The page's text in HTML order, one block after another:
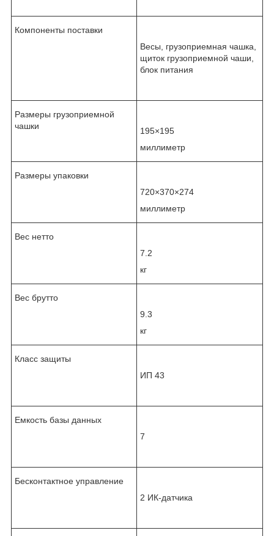
Компоненты поставки
Весы, грузоприемная чашка,
щиток грузоприемной чаши,
блок питания
Размеры грузоприемной
чашки
195×195
миллиметр
Размеры упаковки
720×370×274
миллиметр
Вес нетто
7.2
кг
Вес брутто
9.3
кг
Класс защиты
ИП 43
Емкость базы данных
7
Бесконтактное управление
2 ИК-датчика